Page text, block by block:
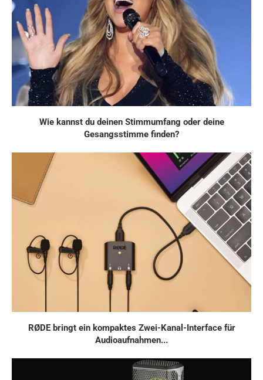
Wie kannst du deinen Stimmumfang oder deine
Gesangsstimme finden?
RØDE bringt ein kompaktes Zwei-Kanal-Interface für
Audioaufnahmen...